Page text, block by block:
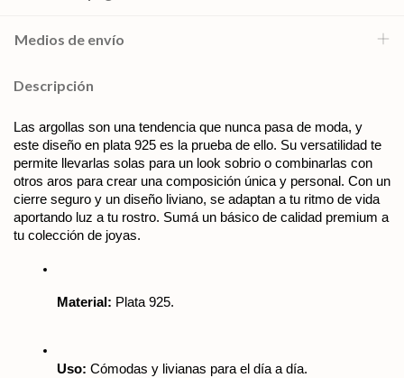
Medios de envío
Descripción
Las argollas son una tendencia que nunca pasa de moda, y
este diseño en plata 925 es la prueba de ello. Su versatilidad te
permite llevarlas solas para un look sobrio o combinarlas con
otros aros para crear una composición única y personal. Con un
cierre seguro y un diseño liviano, se adaptan a tu ritmo de vida
aportando luz a tu rostro. Sumá un básico de calidad premium a
tu colección de joyas.
Material: Plata 925.
Uso: Cómodas y livianas para el día a día.